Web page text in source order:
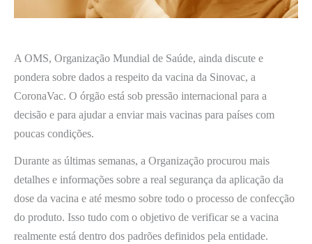
A OMS, Organização Mundial de Saúde, ainda discute e
pondera sobre dados a respeito da vacina da Sinovac, a
CoronaVac. O órgão está sob pressão internacional para a
decisão e para ajudar a enviar mais vacinas para países com
poucas condições.
Durante as últimas semanas, a Organização procurou mais
detalhes e informações sobre a real segurança da aplicação da
dose da vacina e até mesmo sobre todo o processo de confecção
do produto. Isso tudo com o objetivo de verificar se a vacina
realmente está dentro dos padrões definidos pela entidade.